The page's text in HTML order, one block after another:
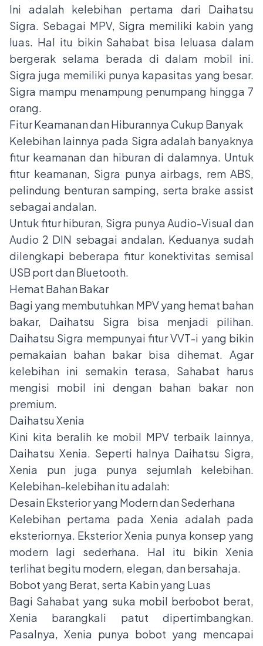
Ini adalah kelebihan pertama dari Daihatsu
Sigra. Sebagai MPV, Sigra memiliki kabin yang
luas. Hal itu bikin Sahabat bisa leluasa dalam
bergerak selama berada di dalam mobil ini.
Sigra juga memiliki punya kapasitas yang besar.
Sigra mampu menampung penumpang hingga 7
orang.
Fitur Keamanan dan Hiburannya Cukup Banyak
Kelebihan lainnya pada Sigra adalah banyaknya
fitur keamanan dan hiburan di dalamnya. Untuk
fitur keamanan, Sigra punya airbags, rem ABS,
pelindung benturan samping, serta brake assist
sebagai andalan.
Untuk fitur hiburan, Sigra punya Audio-Visual dan
Audio 2 DIN sebagai andalan. Keduanya sudah
dilengkapi beberapa fitur konektivitas semisal
USB port dan Bluetooth.
Hemat Bahan Bakar
Bagi yang membutuhkan MPV yang hemat bahan
bakar, Daihatsu Sigra bisa menjadi pilihan.
Daihatsu Sigra mempunyai fitur VVT-i yang bikin
pemakaian bahan bakar bisa dihemat. Agar
kelebihan ini semakin terasa, Sahabat harus
mengisi mobil ini dengan bahan bakar non
premium.
Daihatsu Xenia
Kini kita beralih ke mobil MPV terbaik lainnya,
Daihatsu Xenia. Seperti halnya Daihatsu Sigra,
Xenia pun juga punya sejumlah kelebihan.
Kelebihan-kelebihan itu adalah:
Desain Eksterior yang Modern dan Sederhana
Kelebihan pertama pada Xenia adalah pada
eksteriornya. Eksterior Xenia punya konsep yang
modern lagi sederhana. Hal itu bikin Xenia
terlihat begitu modern, elegan, dan bersahaja.
Bobot yang Berat, serta Kabin yang Luas
Bagi Sahabat yang suka mobil berbobot berat,
Xenia barangkali patut dipertimbangkan.
Pasalnya, Xenia punya bobot yang mencapai